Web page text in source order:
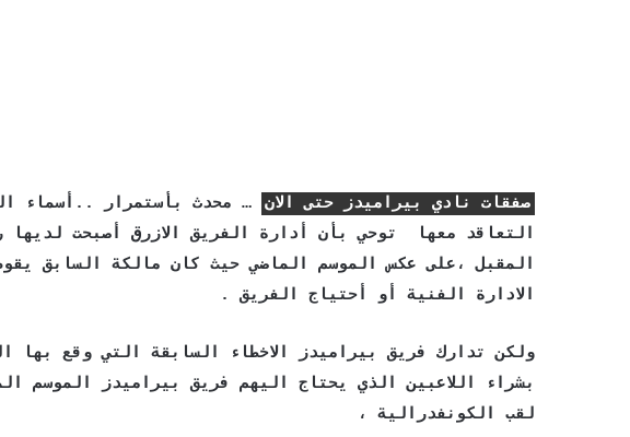
صفقات نادي بيراميدز حتى الان
… محدث بأستمرار ..أسماء
التعاقد معها توحي بأن أدارة الفريق الازرق أصبحت لديها
المقبل ،على عكس الموسم الماضي حيث كان مالكة السابق
الادارة الفنية أو أحتياج الفريق .
ولكن تدارك فريق بيراميدز الاخطاء السابقة التي وقع بها
بشراء اللاعبين الذي يحتاج اليهم فريق بيراميدز الموسم
لقب الكونفدرالية ،